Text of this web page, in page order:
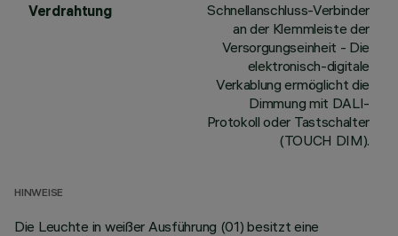
Verdrahtung
Schnellanschluss-Verbinder
an der Klemmleiste der
Versorgungseinheit - Die
elektronisch-digitale
Verkablung ermöglicht die
Dimmung mit DALI-
Protokoll oder Tastschalter
(TOUCH DIM).
HINWEISE
Die Leuchte in weißer Ausführung (01) besitzt eine